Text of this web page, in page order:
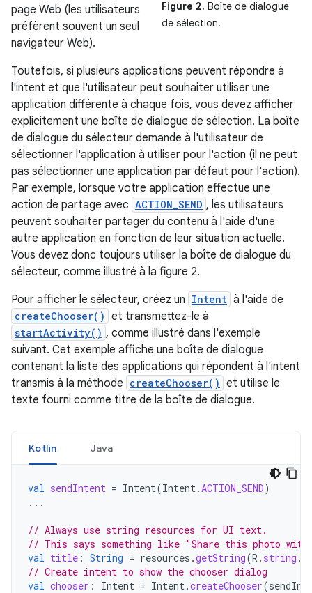
Figure 2. Boîte de dialogue
de sélection.
page Web (les utilisateurs
préfèrent souvent un seul
navigateur Web).
Toutefois, si plusieurs applications peuvent répondre à
l'intent et que l'utilisateur peut souhaiter utiliser une
application différente à chaque fois, vous devez afficher
explicitement une boîte de dialogue de sélection. La boîte
de dialogue du sélecteur demande à l'utilisateur de
sélectionner l'application à utiliser pour l'action (il ne peut
pas sélectionner une application par défaut pour l'action).
Par exemple, lorsque votre application effectue une
action de partage avec ACTION_SEND , les utilisateurs
peuvent souhaiter partager du contenu à l'aide d'une
autre application en fonction de leur situation actuelle.
Vous devez donc toujours utiliser la boîte de dialogue du
sélecteur, comme illustré à la figure 2.
Pour afficher le sélecteur, créez un Intent à l'aide de
createChooser() et transmettez-le à
startActivity() , comme illustré dans l'exemple
suivant. Cet exemple affiche une boîte de dialogue
contenant la liste des applications qui répondent à l'intent
transmis à la méthode createChooser() et utilise le
texte fourni comme titre de la boîte de dialogue.
Kotlin Java
val sendIntent = Intent(Intent.ACTION_SEND)
...
// Always use string resources for UI text.
// This says something like "Share this photo
val title : String = resources .getString(R . string .
// Create intent to show the chooser dialog
val chooser : Intent = Intent.createChooser(